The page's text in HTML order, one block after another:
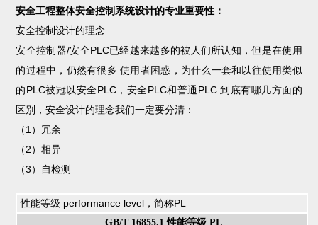
安全工程整体安全控制系统设计的专业重要性：
安全控制设计的理念
安全控制器/安全PLC已经越来越多的被人们所认知，但是在使用
的过程中，仍然有很多 使用者困惑，为什么一套和以往使用类似
的PLC被冠以安全PLC，安全PLC和普通PLC 到底有哪几方面的
区别，安全设计的理念我们一定要分清：
（1）冗余
（2）相异
（3）自检测
性能等级 performance level，简称PL
GB/T 16855.1性能等级PL